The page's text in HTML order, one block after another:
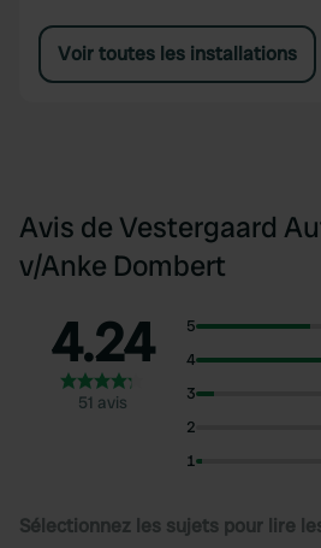
Voir toutes les installations
Avis de Vestergaard
v/Anke Dombert
4.24
51 avis
5
4
3
2
1
Sélectionnez les sujets pour lire